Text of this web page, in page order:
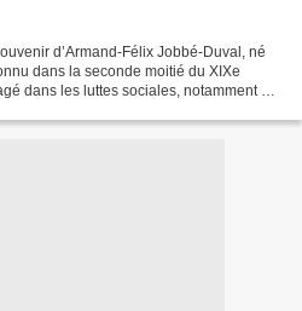
d’Armand-Félix Jobbé-Duval, né
dans la seconde moitié du XIXe
dans les luttes sociales, notamment au